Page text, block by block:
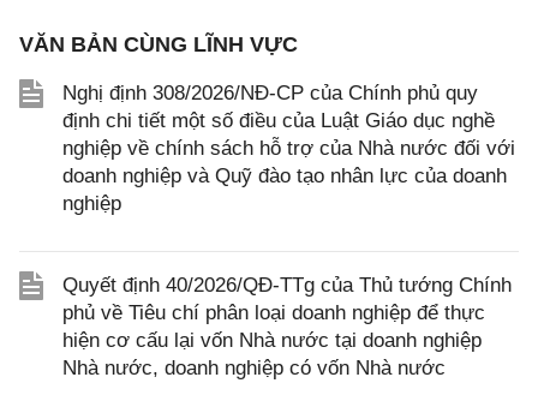
VĂN BẢN CÙNG LĨNH VỰC
Nghị định 308/2026/NĐ-CP của Chính phủ quy
định chi tiết một số điều của Luật Giáo dục nghề
nghiệp về chính sách hỗ trợ của Nhà nước đối với
doanh nghiệp và Quỹ đào tạo nhân lực của doanh
nghiệp
Quyết định 40/2026/QĐ-TTg của Thủ tướng Chính
phủ về Tiêu chí phân loại doanh nghiệp để thực
hiện cơ cấu lại vốn Nhà nước tại doanh nghiệp
Nhà nước, doanh nghiệp có vốn Nhà nước